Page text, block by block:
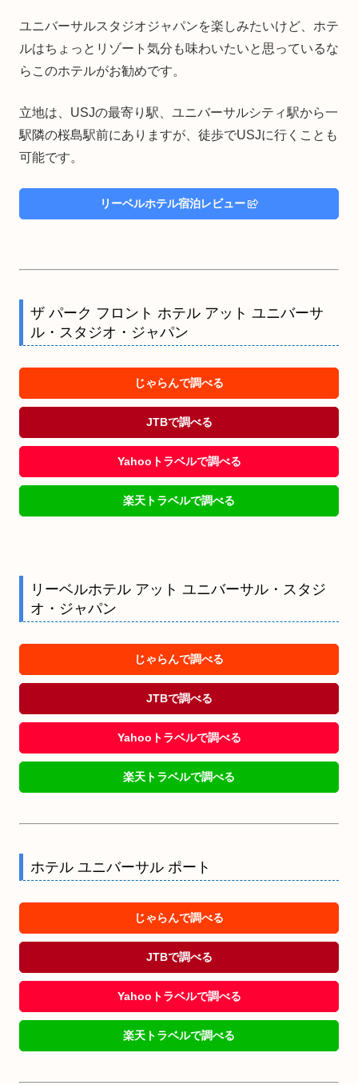
ユニバーサルスタジオジャパンを楽しみたいけど、ホテ
ルはちょっとリゾート気分も味わいたいと思っているな
らこのホテルがお勧めです。
立地は、USJの最寄り駅、ユニバーサルシティ駅から一
駅隣の桜島駅前にありますが、徒歩でUSJに行くことも
可能です。
リーベルホテル宿泊レビュー
ザ パーク フロント ホテル アット ユニバーサ
ル・スタジオ・ジャパン
じゃらんで調べる
JTBで調べる
Yahooトラベルで調べる
楽天トラベルで調べる
リーベルホテル アット ユニバーサル・スタジ
オ・ジャパン
じゃらんで調べる
JTBで調べる
Yahooトラベルで調べる
楽天トラベルで調べる
ホテル ユニバーサル ポート
じゃらんで調べる
JTBで調べる
Yahooトラベルで調べる
楽天トラベルで調べる